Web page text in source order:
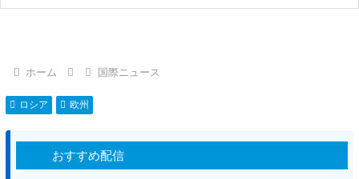
ホーム 国際ニュース
ロシア 欧州
おすすめ配信